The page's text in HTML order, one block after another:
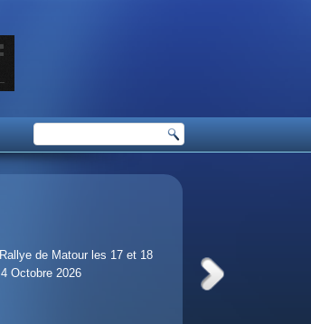
de Matour les 17 et 18
Octobre 2026